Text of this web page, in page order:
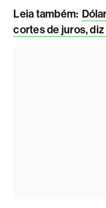
Leia também:
cortes de juros,